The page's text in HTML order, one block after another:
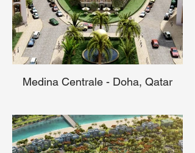
Medina Centrale - Doha, Qatar